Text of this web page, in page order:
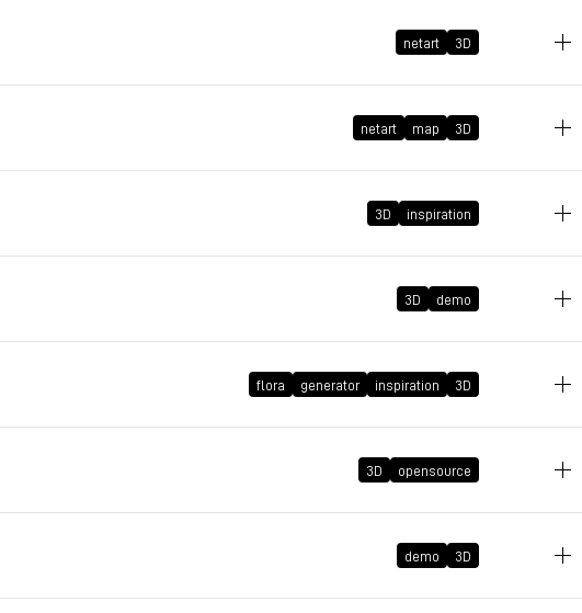
netart 3D
netart map 3D
3D inspiration
3D demo
flora generator inspiration 3D
3D opensource
demo 3D